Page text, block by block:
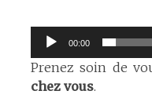
00:00
Prenez soin de
chez vous.